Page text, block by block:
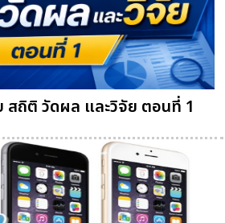
สถิติ วัดผล และวิจัย ตอนที่ 1